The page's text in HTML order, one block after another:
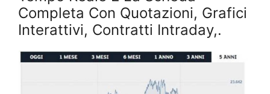
Completa Con Quotazioni, Grafici
Interattivi, Contratti Intraday,.